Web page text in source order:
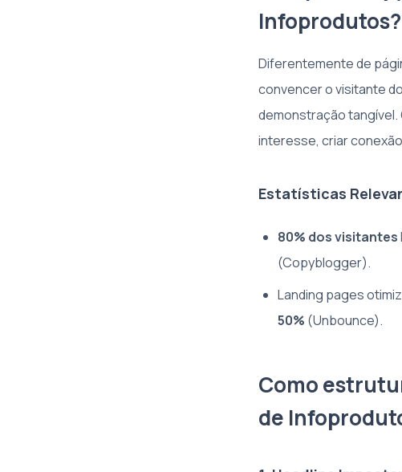
Infoprodutos?
Diferentemente de
convencer o visitante
demonstração
interesse, criar
Estatísticas
80% dos visitantes
(Copyblogger).
Landing pages
50% (Unbounce).
Como
de